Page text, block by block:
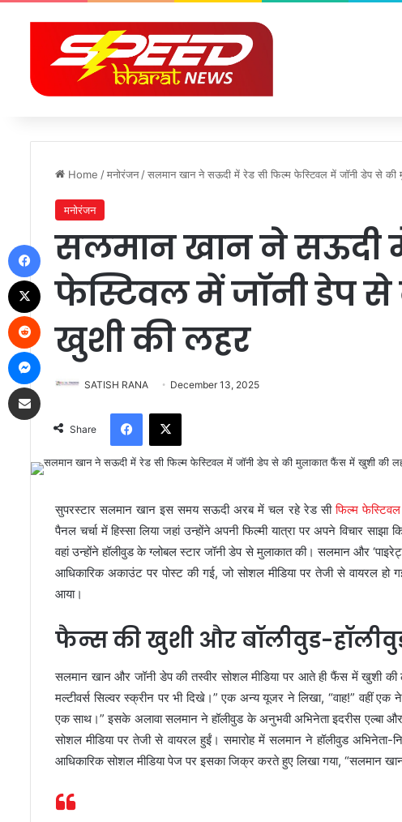
Home /मनोरंजन /सलमान खान ने सऊदी में रेड सी फिल्म फेस्टिवल में जॉनी डेप से
मनोरंजन
सलमान खान ने सऊदी
फेस्टिवल में जॉनी डेप
खुशी की लहर
SATISH RANA December 13, 2025
Share
Facebook
X
सुपरस्टार सलमान खान इस समय सऊदी अरब में चल रहे रेड सीफिल्म फेस्टिवल
पैनल चर्चा में हिस्सा लिया जहां उन्होंने अपनी फिल्मी यात्रा पर अपने विचार
वहां उन्होंने हॉलीवुड के ग्लोबल स्टार जॉनी डेप से मुलाकात की। सलमान और
आधिकारिक अकाउंट पर पोस्ट की गई, जो सोशल मीडिया पर तेजी से वायरल
आया।
फैन्स की खुशी और बॉलीवुड-
सलमान खान और जॉनी डेप की तस्वीर सोशल मीडिया पर आते ही फैंस में खुशी
मल्टीवर्स सिल्वर स्क्रीन पर भी दिखे।” एक अन्य यूजर ने लिखा, “वाह!” वहीं
एक साथ।” इसके अलावा सलमान ने हॉलीवुड के अनुभवी अभिनेता इदरीस एल्बा
सोशल मीडिया पर तेजी से वायरल हुईं। समारोह में सलमान ने हॉलीवुड अभिनेता-
आधिकारिक सोशल मीडिया पेज पर इसका जिक्र करते हुए लिखा गया, “सलमान खान
Facebook
Messenger
Share via Email